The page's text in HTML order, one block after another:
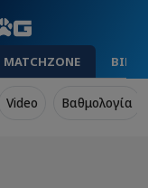
MATCHZONE
Video Βαθμολογία